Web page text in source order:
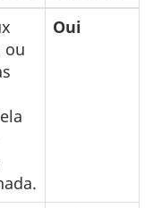
ou
Oui